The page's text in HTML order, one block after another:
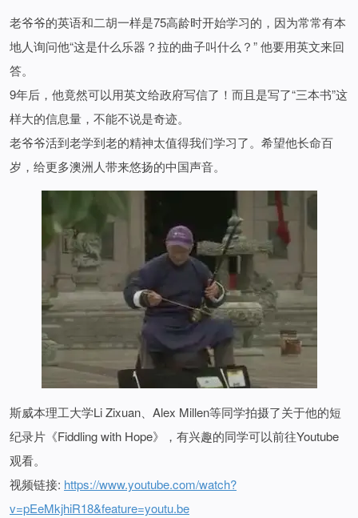
老爷爷的英语和二胡一样是75高龄时开始学习的，因为常常有本
地人询问他“这是什么乐器？拉的曲子叫什么？” 他要用英文来回
答。
9年后，他竟然可以用英文给政府写信了！而且是写了“三本书”这
样大的信息量，不能不说是奇迹。
老爷爷活到老学到老的精神太值得我们学习了。希望他长命百
岁，给更多澳洲人带来悠扬的中国声音。
斯威本理工大学Li Zixuan、Alex Millen等同学拍摄了关于他的短
纪录片《Fiddling with Hope》，有兴趣的同学可以前往Youtube
观看。
视频链接: https://www.youtube.com/watch?
v=pEeMkjhiR18&feature=youtu.be